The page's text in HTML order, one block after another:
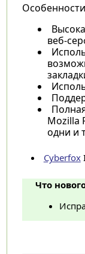
веб-
Mozilla
одни и
Cyberfox
Что